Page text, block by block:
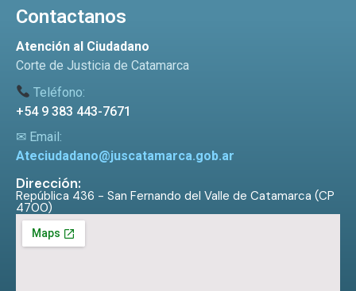
Contactanos
Atención al Ciudadano
Corte de Justicia de Catamarca
Teléfono:
+54 9 383 443-7671
✉ Email:
Ateciudadano@juscatamarca.gob.ar
Dirección:
República 436 - San Fernando del Valle de Catamarca (CP
4700)